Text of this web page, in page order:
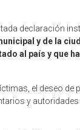
declaración
y de la
al país y que
el deseo de
y autoridades